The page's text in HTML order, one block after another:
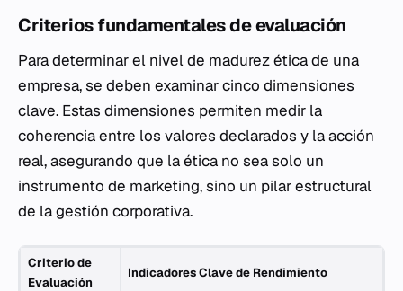
Criterios fundamentales de evaluación
Para determinar el nivel de madurez ética de una
empresa, se deben examinar cinco dimensiones
clave. Estas dimensiones permiten medir la
coherencia entre los valores declarados y la acción
real, asegurando que la ética no sea solo un
instrumento de marketing, sino un pilar estructural
de la gestión corporativa.
Criterio de
Evaluación
Indicadores Clave de Rendimiento